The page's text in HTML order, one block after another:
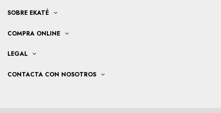
SOBRE EKATÉ
COMPRA ONLINE
LEGAL
CONTACTA CON NOSOTROS